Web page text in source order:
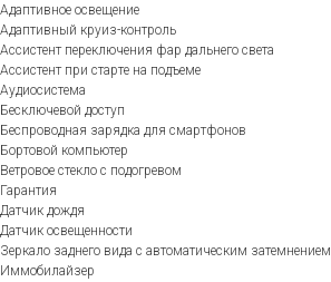
Адаптивное освещение
Адаптивный круиз-контроль
Ассистент переключения фар дальнего света
Ассистент при старте на подъеме
Аудиосистема
Бесключевой доступ
Беспроводная зарядка для смартфонов
Бортовой компьютер
Ветровое стекло с подогревом
Гарантия
Датчик дождя
Датчик освещенности
Зеркало заднего вида с автоматическим затемнением
Иммобилайзер